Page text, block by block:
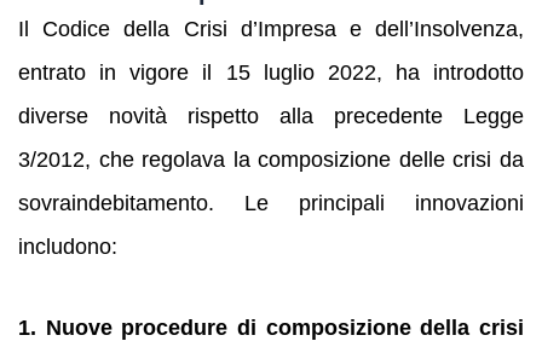
Il Codice della Crisi d’Impresa e dell’Insolvenza,
entrato in vigore il 15 luglio 2022, ha introdotto
diverse novità rispetto alla precedente Legge
3/2012, che regolava la composizione delle crisi da
sovraindebitamento. Le principali innovazioni
includono:
1. Nuove procedure di composizione della crisi